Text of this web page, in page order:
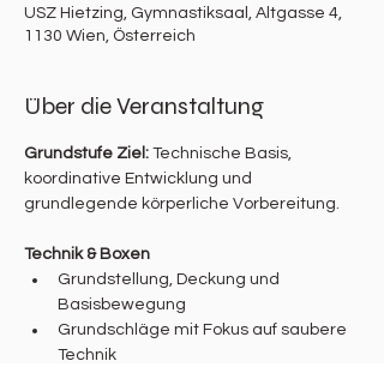
USZ Hietzing, Gymnastiksaal, Altgasse 4,
1130 Wien, Österreich
Über die Veranstaltung
Grundstufe Ziel: Technische Basis,
koordinative Entwicklung und
grundlegende körperliche Vorbereitung.
Technik & Boxen
Grundstellung, Deckung und
Basisbewegung
Grundschläge mit Fokus auf saubere
Technik